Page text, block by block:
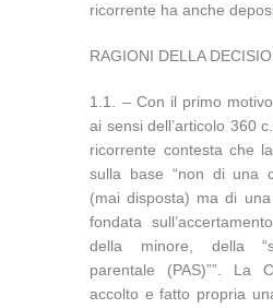
ricorrente ha anche
RAGIONI DELLA
1.1. – Con il primo
ai sensi dell’articolo 360
ricorrente contesta che
sulla base “non di una
(mai disposta) ma di
fondata
della minore, della
parentale (PAS)””. La
accolto e fatto propria